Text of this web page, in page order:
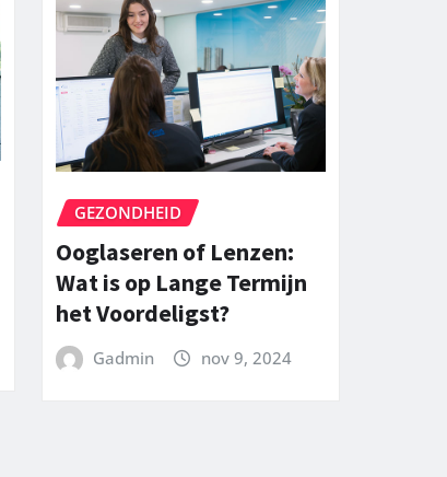
GEZONDHEID
Ooglaseren of Lenzen:
Wat is op Lange Termijn
het Voordeligst?
Gadmin nov 9, 2024